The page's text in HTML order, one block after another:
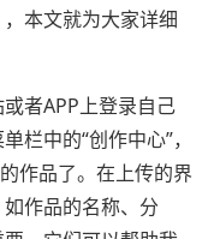
本文就为大家详细
者APP上登录自己
栏中的“创作中心”，
作品了。在上传的界
作品的名称、分